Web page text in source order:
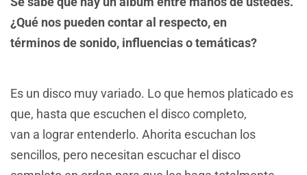
¿Qué nos pueden contar al respecto, en
términos de sonido, influencias o temáticas?
Es un disco muy variado. Lo que hemos platicado es
que, hasta que escuchen el disco completo,
van a lograr entenderlo. Ahorita escuchan los
sencillos, pero necesitan escuchar el disco